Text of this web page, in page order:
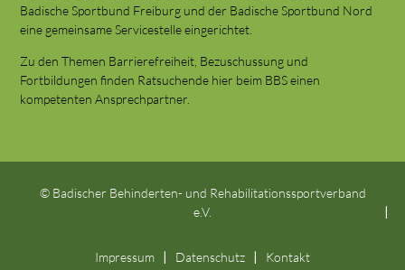
Badische Sportbund Freiburg und der Badische Sportbund Nord
eine gemeinsame Servicestelle eingerichtet.
Zu den Themen Barrierefreiheit, Bezuschussung und
Fortbildungen finden Ratsuchende hier beim BBS einen
kompetenten Ansprechpartner.
© Badischer Behinderten- und Rehabilitationssportverband
e.V.
Impressum Datenschutz Kontakt